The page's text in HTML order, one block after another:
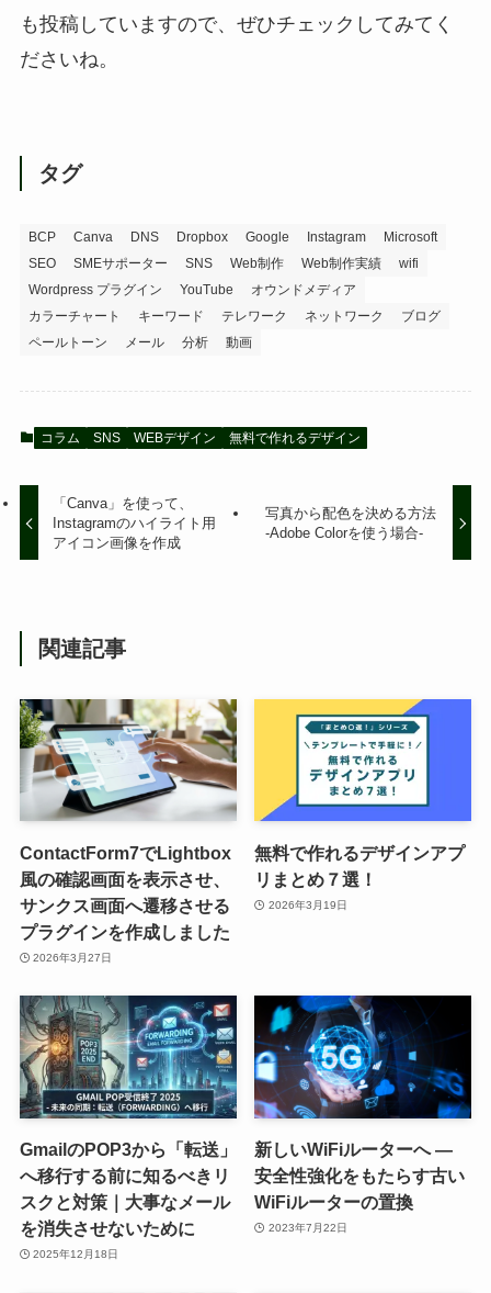
も投稿していますので、ぜひチェックしてみてく
ださいね。
タグ
BCP Canva DNS Dropbox Google Instagram
Microsoft
SEO
SMEサポーター SNS Web制作 Web制作実績
wifi
Wordpress プラグイン
YouTube
オウンドメディア
カラーチャート
キーワード テレワーク ネットワーク
ブログ
ペールトーン
メール 分析 動画
コラム SNS WEBデザイン 無料で作れるデザイン
「Canva」を使って、
Instagramのハイライト用
アイコン画像を作成
写真から配色を決める方法
-Adobe Colorを使う場合-
関連記事
ContactForm7でLightbox
風の確認画面を表示させ、
サンクス画面へ遷移させる
プラグインを作成しました
2026年3月27日
無料で作れるデザインアプ
リまとめ７選！
2026年3月19日
GmailのPOP3から「転送」
へ移行する前に知るべきリ
スクと対策｜大事なメール
を消失させないために
2025年12月18日
新しいWiFiルーターへ ―
安全性強化をもたらす古い
WiFiルーターの置換
2023年7月22日